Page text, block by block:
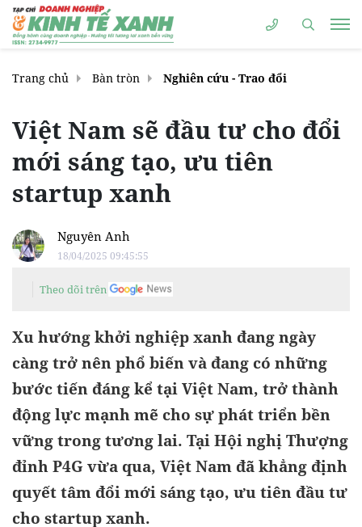
Trang chủ Bàn tròn Nghiên cứu - Trao đổi
Việt Nam sẽ đầu tư cho đổi
mới sáng tạo, ưu tiên
startup xanh
Nguyên Anh
18/04/2025 09:45:55
Theo dõi trên
Xu hướng khởi nghiệp xanh đang ngày
càng trở nên phổ biến và đang có những
bước tiến đáng kể tại Việt Nam, trở thành
động lực mạnh mẽ cho sự phát triển bền
vững trong tương lai. Tại Hội nghị Thượng
đỉnh P4G vừa qua, Việt Nam đã khẳng định
quyết tâm đổi mới sáng tạo, ưu tiên đầu tư
cho startup xanh.